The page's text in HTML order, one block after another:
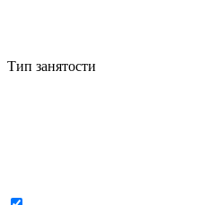
Тип занятости